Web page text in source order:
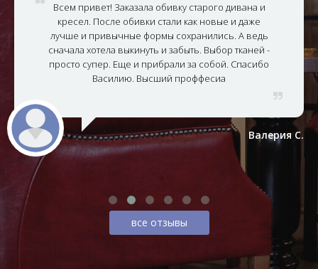
Всем привет! Заказала обивку старого дивана и
кресел. После обивки стали как новые и даже
лучше и привычные формы сохранились. А ведь
сначала хотела выкинуть и забыть. Выбор тканей -
просто супер. Еще и прибрали за собой. Спасибо
Василию. Высший проффесиа
Валерия С.
все отзывы